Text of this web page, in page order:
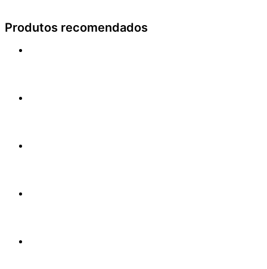
Produtos recomendados